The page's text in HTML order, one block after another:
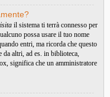
il sistema ti terrà connesso per
possa usare il tuo nome
entri, ma ricorda che questo
da altri, ad es. in biblioteca,
significa che un amministratore